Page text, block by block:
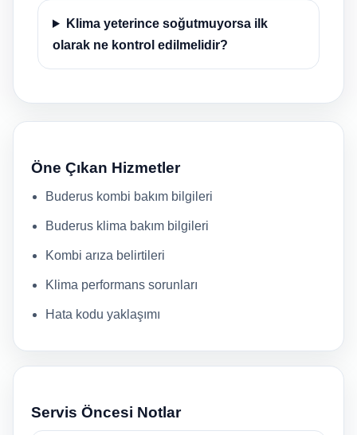
Klima yeterince soğutmuyorsa ilk
olarak ne kontrol edilmelidir?
Öne Çıkan Hizmetler
Buderus kombi bakım bilgileri
Buderus klima bakım bilgileri
Kombi arıza belirtileri
Klima performans sorunları
Hata kodu yaklaşımı
Servis Öncesi Notlar